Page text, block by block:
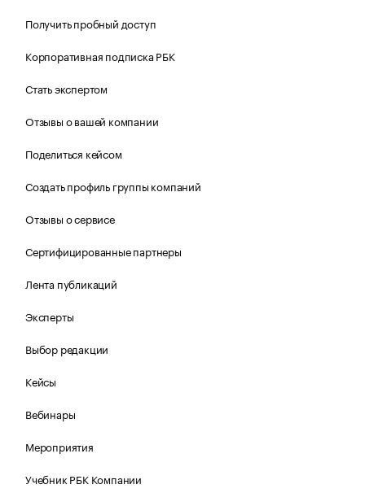
Получить пробный доступ
Корпоративная подписка РБК
Стать экспертом
Отзывы о вашей компании
Поделиться кейсом
Создать профиль группы компаний
Отзывы о сервисе
Сертифицированные партнеры
Лента публикаций
Эксперты
Выбор редакции
Кейсы
Вебинары
Мероприятия
Учебник РБК Компании